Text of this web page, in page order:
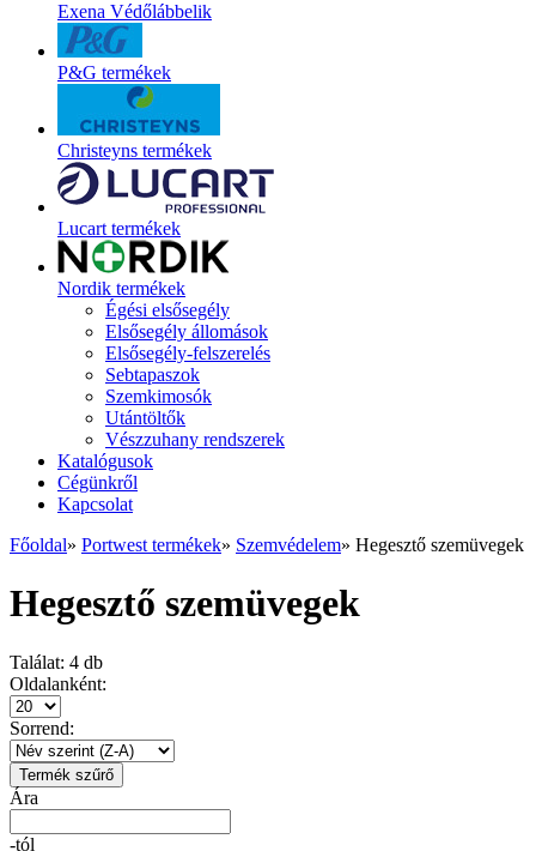
Exena Védőlábbelik
P&G termékek
Christeyns termékek
Lucart termékek
Nordik termékek
Égési elsősegély
Elsősegély állomások
Elsősegély-felszerelés
Sebtapaszok
Szemkimosók
Utántöltők
Vészzuhany rendszerek
Katalógusok
Cégünkről
Kapcsolat
Főoldal» Portwest termékek» Szemvédelem» Hegesztő szemüvegek
Hegesztő szemüvegek
Találat: 4 db
Oldalanként:
Sorrend:
Termék szűrő
Ára
-tól